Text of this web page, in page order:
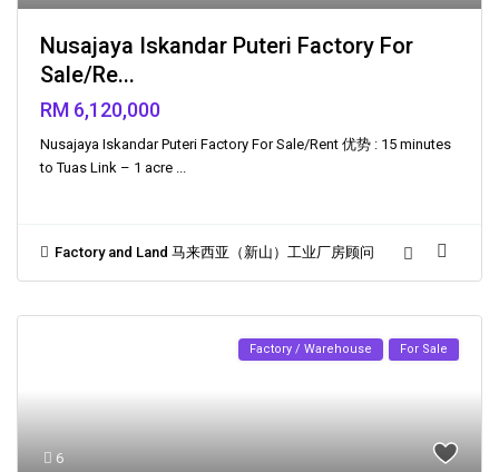
Nusajaya Iskandar Puteri Factory For
Sale/Re...
RM 6,120,000
Nusajaya Iskandar Puteri Factory For Sale/Rent 优势 : 15 minutes
to Tuas Link – 1 acre
Factory and Land 马来西亚（新山）工业厂房顾问
6
Factory / Warehouse For Sale